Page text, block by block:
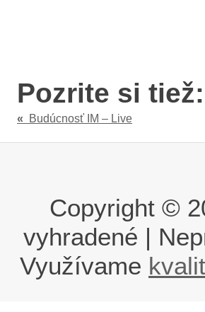
Pozrite si tiež:
« Budúcnosť IM – Live
Copyright ©
vyhradené |
Využívame